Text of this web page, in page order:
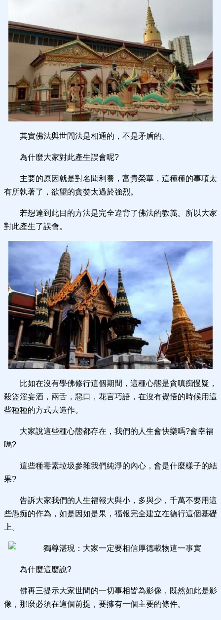
其實佛法與世間法是相通的，不是矛盾的。
為什麼大家對此產生誤會呢?
主要的原因就是對名聞利養，富貴榮華，這種種的事項太
有所執著了，欲望的貪婪太過於強烈。
若想達到此目的方法是完全違背了佛法的教義。所以大家
對此產生了誤會。
比如在沒有學佛修行這個期間，這種心態是貪嗔痴慢疑，
殺盜淫妄酒，兩舌，惡口，花言巧語，在沒有覺悟的時候用這
些種種的方式去造作。
大家說這些種心態都存在，我們的人生會快樂嗎?會幸福
嗎?
這些種毒素垃圾參雜我們純淨的內心，會是什麼樣子的結
果?
告訴大家我們的人生福報大與小，多與少，千萬不要用這
些愚痴的作為，如是因如是果，福報完全建立在德行這個基礎
上。
為什麼這麼說?
佛再三提示大家世間的一切事相皆為影像，既然如此是影
像，那麼必須在這個前提，要擁有一個主要的條件。